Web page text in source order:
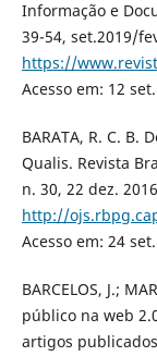
Informação e
39-54, set.2019/
https://
Acesso em: 12
BARATA, R. C. B.
Qualis. Revista
n. 30, 22 dez.
http://
Acesso em: 24
BARCELOS, J.;
público na web
artigos